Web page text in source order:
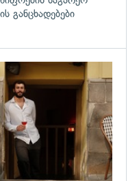
განცხადებები